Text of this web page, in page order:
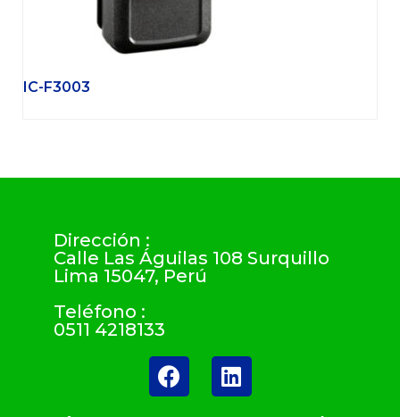
IC-F3003
Dirección :
Calle Las Águilas 108 Surquillo
Lima 15047, Perú
Teléfono :
0511 4218133